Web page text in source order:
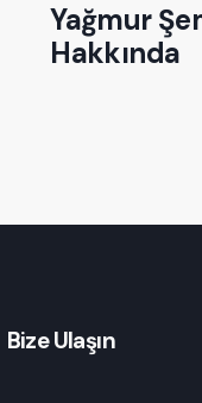
Yağmur
Hakkında
Bize Ulaşın